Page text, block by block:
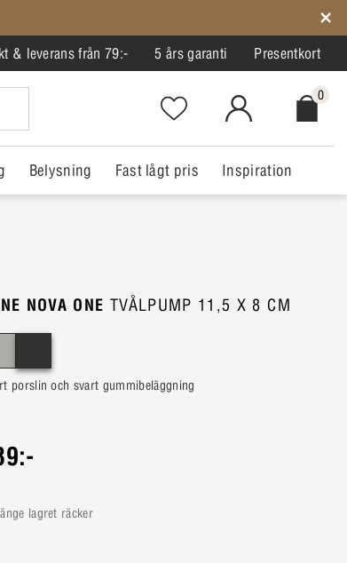
& leverans från 79:- 5 års garanti Presentkort
Favorites.NavigationButton.Text
MitIlva.Login
0
Belysning Fast lågt pris Inspiration
NOVA ONE TVÅLPUMP 11,5 X 8 CM
porslin och svart gummibeläggning
lagret räcker